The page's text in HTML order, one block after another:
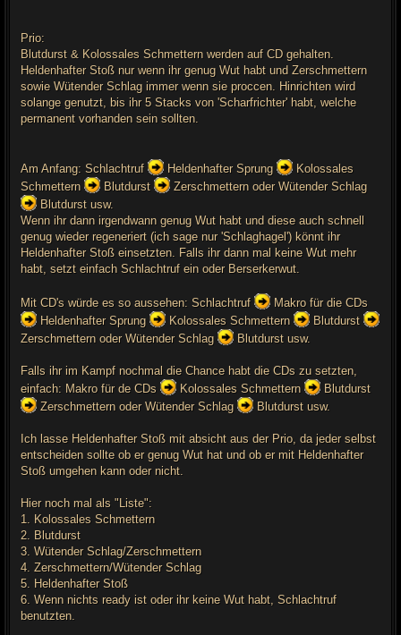
Prio:
Blutdurst & Kolossales Schmettern werden auf CD gehalten.
Heldenhafter Stoß nur wenn ihr genug Wut habt und Zerschmettern
sowie Wütender Schlag immer wenn sie proccen. Hinrichten wird
solange genutzt, bis ihr 5 Stacks von 'Scharfrichter' habt, welche
permanent vorhanden sein sollten.
Am Anfang: Schlachtruf Heldenhafter Sprung
Kolossales
Schmettern
Blutdurst
Zerschmettern oder Wütender Schlag
Blutdurst usw.
Wenn ihr dann irgendwann genug Wut habt und diese auch schnell
genug wieder regeneriert (ich sage nur 'Schlaghagel') könnt ihr
Heldenhafter Stoß einsetzten. Falls ihr dann mal keine Wut mehr
habt, setzt einfach Schlachtruf ein oder Berserkerwut.
Mit CD's würde es so aussehen: Schlachtruf
Makro für die CDs
Heldenhafter Sprung
Kolossales Schmettern
Blutdurst
Zerschmettern oder Wütender Schlag
Blutdurst usw.
Falls ihr im Kampf nochmal die Chance habt die CDs zu setzten,
einfach: Makro für de CDs
Kolossales Schmettern
Blutdurst
Zerschmettern oder Wütender Schlag
Blutdurst usw.
Ich lasse Heldenhafter Stoß mit absicht aus der Prio, da jeder selbst
entscheiden sollte ob er genug Wut hat und ob er mit Heldenhafter
Stoß umgehen kann oder nicht.
Hier noch mal als "Liste":
1. Kolossales Schmettern
2. Blutdurst
3. Wütender Schlag/Zerschmettern
4. Zerschmettern/Wütender Schlag
5. Heldenhafter Stoß
6. Wenn nichts ready ist oder ihr keine Wut habt, Schlachtruf
benutzten.